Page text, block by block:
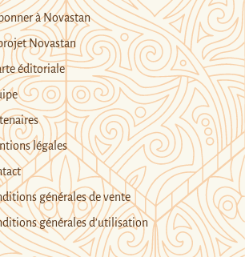
à Novastan
Novastan
éditoriale
légales
générales de vente
générales d’utilisation